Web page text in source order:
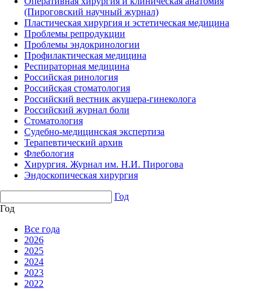
(Пироговский научный журнал)
Пластическая хирургия и эстетическая медицина
Проблемы репродукции
Проблемы эндокринологии
Профилактическая медицина
Респираторная медицина
Российская ринология
Российская стоматология
Российский вестник акушера-гинеколога
Российский журнал боли
Стоматология
Судебно-медицинская экспертиза
Терапевтический архив
Флебология
Хирургия. Журнал им. Н.И. Пирогова
Эндоскопическая хирургия
Год
Год
Все года
2026
2025
2024
2023
2022